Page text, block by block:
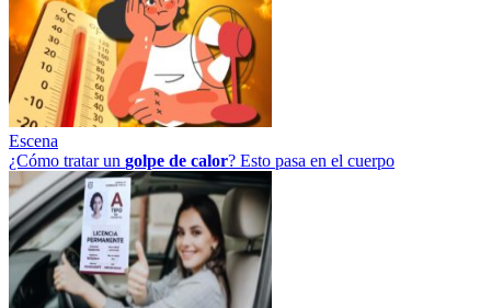
Escena
¿Cómo tratar un golpe de calor? Esto pasa en el cuerpo